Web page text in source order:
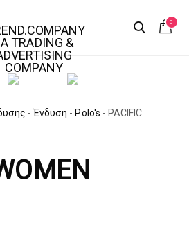
0
- Ένδυση - Polo's - PACIFIC